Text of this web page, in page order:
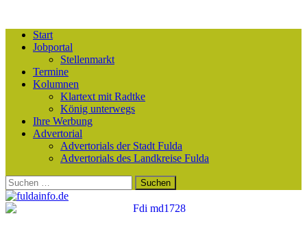
Start
Jobportal
Stellenmarkt
Termine
Kolumnen
Klartext mit Radtke
König unterwegs
Ihre Werbung
Advertorial
Advertorials der Stadt Fulda
Advertorials des Landkreise Fulda
Suchen
nach: